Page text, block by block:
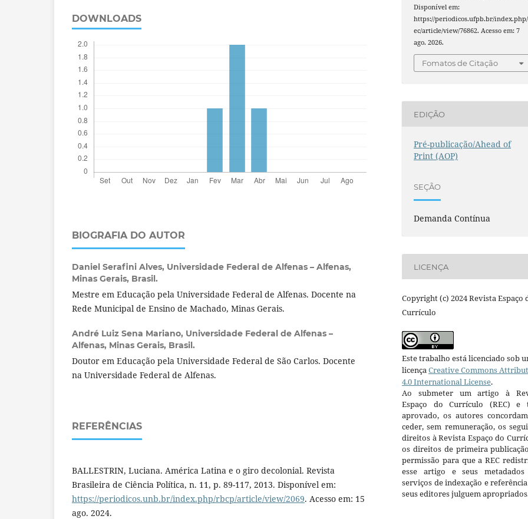
DOWNLOADS
BIOGRAFIA DO AUTOR
Daniel Serafini Alves, Universidade Federal de Alfenas – Alfenas,
Minas Gerais, Brasil.
Mestre em Educação pela Universidade Federal de Alfenas. Docente na
Rede Municipal de Ensino de Machado, Minas Gerais.
André Luiz Sena Mariano, Universidade Federal de Alfenas –
Alfenas, Minas Gerais, Brasil.
Doutor em Educação pela Universidade Federal de São Carlos. Docente
na Universidade Federal de Alfenas.
REFERÊNCIAS
BALLESTRIN, Luciana. América Latina e o giro decolonial. Revista
Brasileira de Ciência Política, n. 11, p. 89-117, 2013. Disponível em:
https://periodicos.unb.br/index.php/rbcp/article/view/2069. Acesso em: 15
ago. 2024.
Disponível em:
https://periodicos.ufpb.br/
ec/article/view/76862. Acesso em: 7
ago. 2026.
Fomatos de Citação
EDIÇÃO
Pré-publicação/Ahead of
Print (AOP)
SEÇÃO
Demanda Contínua
LICENÇA
Copyright (c) 2024 Revista Espaço
Currículo
Este trabalho está licenciado sob
licençaCreative Commons
4.0 International License.
Ao submeter um artigo à
Espaço do Currículo (REC) e
aprovado, os autores
ceder, sem remuneração, os
direitos à Revista Espaço do
os direitos de primeira
permissão para que a REC
esse artigo e seus metadados
serviços de indexação e
seus editores julguem